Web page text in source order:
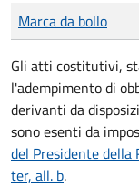
Tipo di pagamento
Importo
Marca da bollo
Gli atti costitutivi,
l'adempimento di
derivanti da
sonoesenti da
del Presidente
ter, all. b.